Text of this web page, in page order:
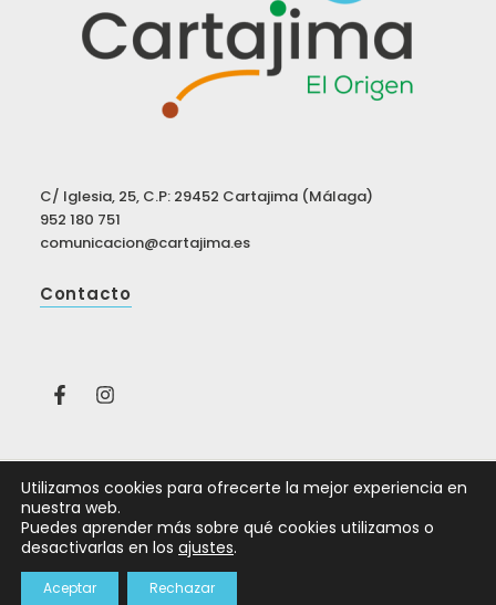
C/ Iglesia, 25, C.P: 29452 Cartajima (Málaga)
952 180 751
comunicacion@cartajima.es
Contacto
© Ayuntamiento de Cartajima 2026
Aviso legal |Política de privacidad
cookies
Utilizamos cookies para ofrecerte la mejor experiencia en
nuestra web.
Puedes aprender más sobre qué cookies utilizamos o
desactivarlas en los ajustes.
Aceptar Rechazar